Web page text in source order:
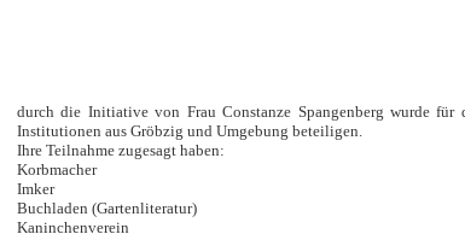
durch die Initiative von Frau Constanze Spangenberg wurde für
Institutionen aus Gröbzig und Umgebung beteiligen.
Ihre Teilnahme zugesagt haben:
Korbmacher
Imker
Buchladen (Gartenliteratur)
Kaninchenverein